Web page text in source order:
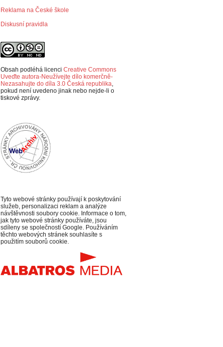
Reklama na České škole
Diskusní pravidla
Obsah podléhá licenci Creative Commons
Uveďte autora-Neužívejte dílo komerčně-
Nezasahujte do díla 3.0 Česká republika,
pokud není uvedeno jinak nebo nejde-li o
tiskové zprávy.
Tyto webové stránky používají k poskytování
služeb, personalizaci reklam a analýze
návštěvnosti soubory cookie. Informace o tom,
jak tyto webové stránky používáte, jsou
sdíleny se společností Google. Používáním
těchto webových stránek souhlasíte s
použitím souborů cookie.